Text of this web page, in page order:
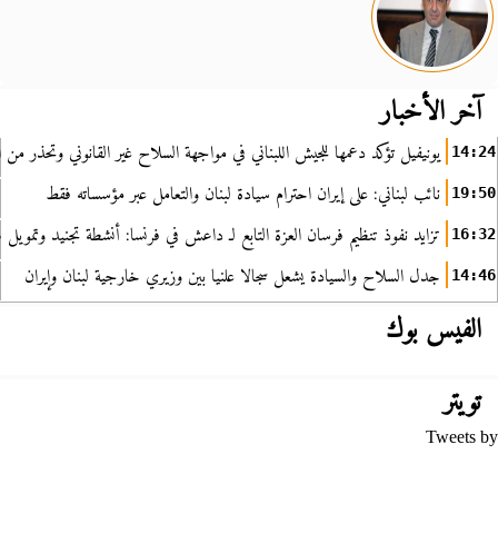
آخر الأخبار
14:24 يونيفيل تؤكد دعمها للجيش اللبناني في مواجهة السلاح غير القانوني وتحذر من
19:50 نائب لبناني: على إيران احترام سيادة لبنان والتعامل عبر مؤسساته فقط
16:32 تزايد نفوذ تنظيم فرسان العزة التابع لـ داعش في فرنسا: أنشطة تجنيد
14:46 جدل السلاح والسيادة يشعل سجالا علنيا بين وزيري خارجية لبنان وإيران
الفيس بوك
تويتر
Tweets by